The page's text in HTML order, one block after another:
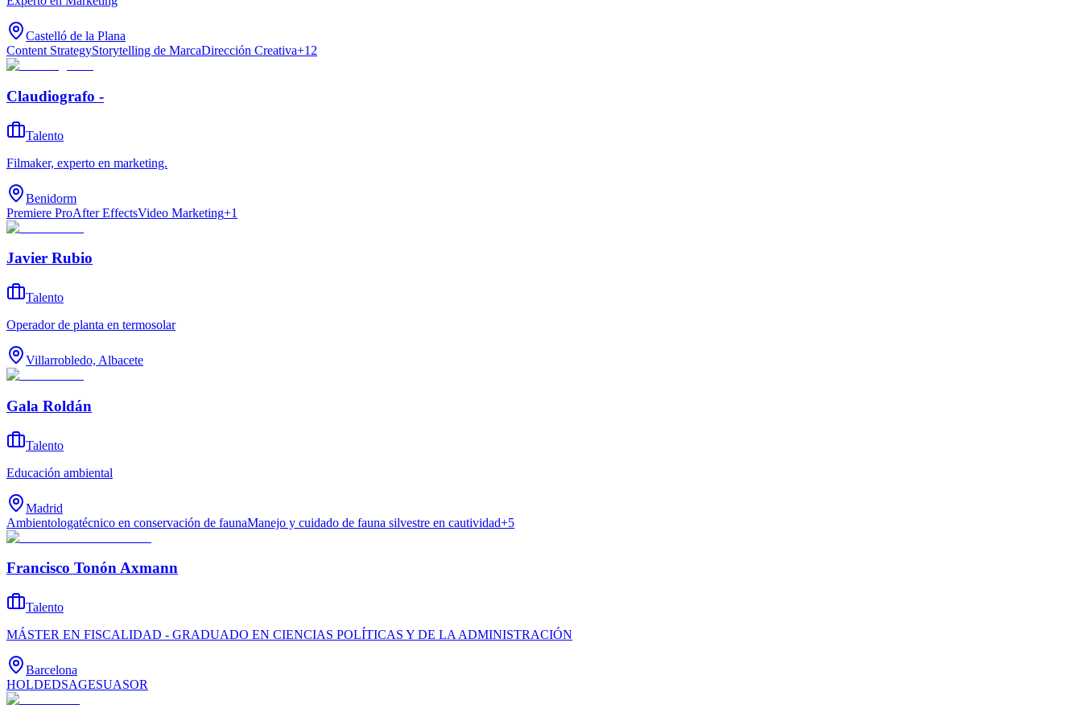
Castelló de la Plana
Content StrategyStorytelling de MarcaDirección Creativa+12
Claudiografo -
Talento
Filmaker, experto en marketing.
Benidorm
Premiere ProAfter EffectsVideo Marketing+1
Javier Rubio
Talento
Operador de planta en termosolar
Villarrobledo, Albacete
Gala Roldán
Talento
Educación ambiental
Madrid
Ambientologatécnico en conservación de faunaManejo y cuidado de fauna silvestre en cautividad+5
Francisco Tonón Axmann
Talento
MÁSTER EN FISCALIDAD - GRADUADO EN CIENCIAS POLÍTICAS Y DE LA ADMINISTRACIÓN
Barcelona
HOLDEDSAGESUASOR